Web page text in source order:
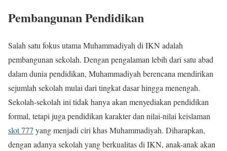
Pembangunan Pendidikan
Salah satu fokus utama Muhammadiyah di IKN adalah
pembangunan sekolah. Dengan pengalaman lebih dari satu abad
dalam dunia pendidikan, Muhammadiyah berencana mendirikan
sejumlah sekolah mulai dari tingkat dasar hingga menengah.
Sekolah-sekolah ini tidak hanya akan menyediakan pendidikan
formal, tetapi juga pendidikan karakter dan nilai-nilai keislaman
slot 777 yang menjadi ciri khas Muhammadiyah. Diharapkan,
dengan adanya sekolah yang berkualitas di IKN, anak-anak akan